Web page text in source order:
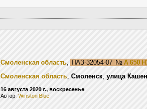
Смоленская область, ПАЗ-32054-07 № А 650
Смоленская область, Смоленск, улица
16 августа 2020 г., воскресенье
Автор: Winston Blue